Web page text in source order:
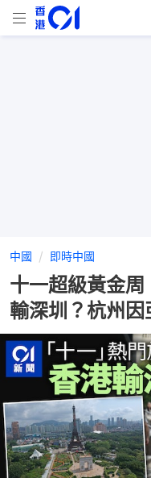
中國 即時中國
十一超級黃金
輸深圳？杭州